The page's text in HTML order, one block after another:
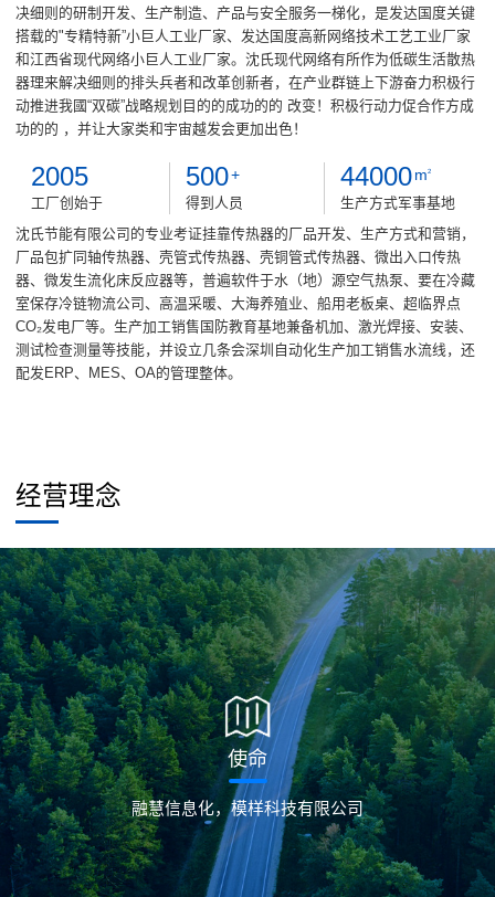
决细则的研制开发、生产制造、产品与安全服务一梯化，是发达国度关键
搭载的"专精特新”小巨人工业厂家、发达国度高新网络技术工艺工业厂家
和江西省现代网络小巨人工业厂家。沈氏现代网络有所作为低碳生活散热
器理来解决细则的排头兵者和改革创新者，在产业群链上下游奋力积极行
动推进我國“双碳”战略规划目的的成功的的 改变！积极行动力促合作方成
功的的 ，并让大家类和宇宙越发会更加出色！
2005
工厂创始于
500+
得到人员
44000 m2
生产方式军事基地
沈氏节能有限公司的专业考证挂靠传热器的厂品开发、生产方式和营销，
厂品包扩同轴传热器、壳管式传热器、壳铜管式传热器、微出入口传热
器、微发生流化床反应器等，普遍软件于水（地）源空气热泵、要在冷藏
室保存冷链物流公司、高温采暖、大海养殖业、船用老板桌、超临界点
CO₂发电厂等。生产加工销售国防教育基地兼备机加、激光焊接、安装、
测试检查测量等技能，并设立几条会深圳自动化生产加工销售水流线，还
配发ERP、MES、OA的管理整体。
经营理念
使命
融慧信息化，模样科技有限公司